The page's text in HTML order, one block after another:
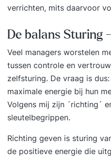
verrichten, mits daarvoor
De balans Sturing
Veel managers worstelen
tussen controle en
zelfsturing. De vraag is
maximale energie bij hun
Volgens mij zijn ´richting´
sleutelbegrippen.
Richting geven is sturing
de positieve energie die